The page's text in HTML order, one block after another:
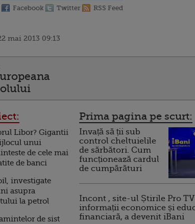
Facebook Twitter RSS Feed
22 mai 2013 09:13
Libor? Gigantii
unui
de cele mai
de banci
investigate
asupra
la petrol
de sist
Prima pagina pe scurt:
Invață să ții sub
control cheltuielile
de sărbători. Cum
funcționează cardul
de cumpărături
Incont , site-ul Știrile Pro TV
informații economice și
financiară, a devenit iBani